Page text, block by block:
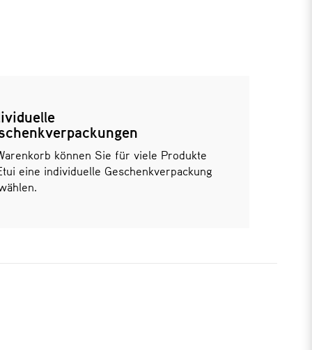
können Sie für viele Produkte
eine individuelle Geschenkverpackung